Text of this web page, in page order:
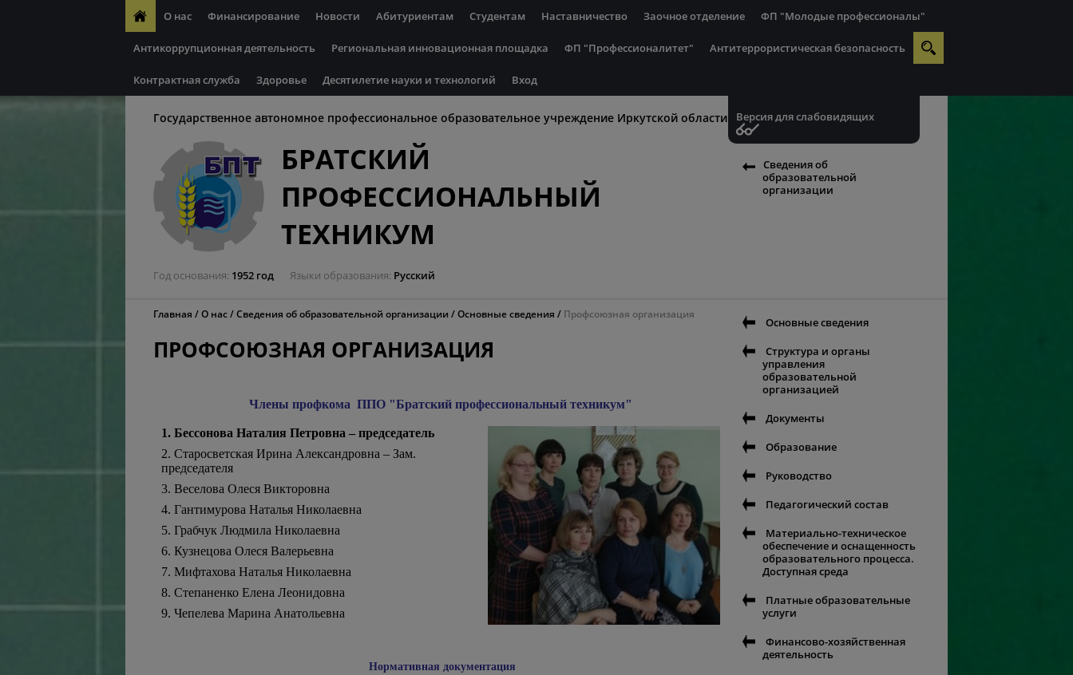
О нас Финансирование Новости Абитуриентам Студентам Наставничество Заочное отделение ФП "Молодые профессионалы"
Антикоррупционная деятельность Региональная инновационная площадка ФП "Профессионалитет" Антитеррористическая безопасность
Контрактная служба Здоровье Десятилетие науки и технологий Вход
Государственное автономное профессиональное образовательное учреждение Иркутской области
БРАТСКИЙ
ПРОФЕССИОНАЛЬНЫЙ
ТЕХНИКУМ
Год основания 1952 год Языки образования Русский
Версия для слабовидящих
Сведения об
образовательной
организации
Главная О нас Сведения об образовательной организации Основные сведения Профсоюзная организация
ПРОФСОЮЗНАЯ ОРГАНИЗАЦИЯ
Члены профкома ППО "Братский профессиональный техникум"
1. Бессонова Наталия Петровна – председатель
2. Старосветская Ирина Александровна – Зам.
председателя
3. Веселова Олеся Викторовна
4. Гантимурова Наталья Николаевна
5. Грабчук Людмила Николаевна
6. Кузнецова Олеся Валерьевна
7. Мифтахова Наталья Николаевна
8. Степаненко Елена Леонидовна
9. Чепелева Марина Анатольевна
Нормативная документация
Основные сведения
Структура и органы
управления
образовательной
организацией
Документы
Образование
Руководство
Педагогический состав
Материально-техническое
обеспечение и оснащенность
образовательного процесса.
Доступная среда
Платные образовательные
услуги
Финансово-хозяйственная
деятельность